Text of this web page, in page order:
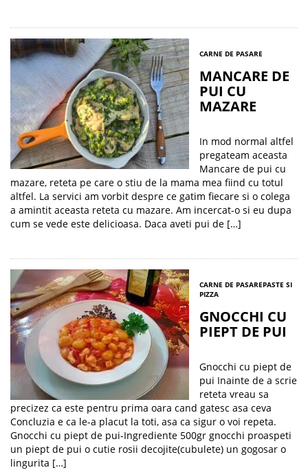
CARNE DE PASARE
MANCARE DE
PUI CU
MAZARE
In mod normal altfel
pregateam aceasta
Mancare de pui cu
mazare, reteta pe care o stiu de la mama mea fiind cu totul
altfel. La servici am vorbit despre ce gatim fiecare si o colega
a amintit aceasta reteta cu mazare. Am incercat-o si eu dupa
cum se vede este delicioasa. Daca aveti pui de […]
CARNE DE PASAREPASTE SI
PIZZA
GNOCCHI CU
PIEPT DE PUI
Gnocchi cu piept de
pui Inainte de a scrie
reteta vreau sa
precizez ca este pentru prima oara cand gatesc asa ceva
Concluzia e ca le-a placut la toti, asa ca sigur o voi repeta.
Gnocchi cu piept de pui-Ingrediente 500gr gnocchi proaspeti
un piept de pui o cutie rosii decojite(cubulete) un gogosar o
lingurita […]